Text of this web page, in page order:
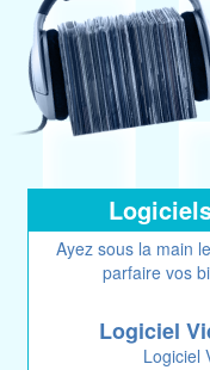
Ayez sous la main
parfaire vos
Logiciel
Logiciel